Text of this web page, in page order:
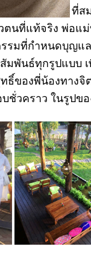
ที่ส
ตนที่แท้จริง พ่อ
มที่กำหนดบุญแ
นธ์ทุกรูปแบบ เ
ธิ์ของพี่น้องทาง
ชั่วคราว ในรูปข